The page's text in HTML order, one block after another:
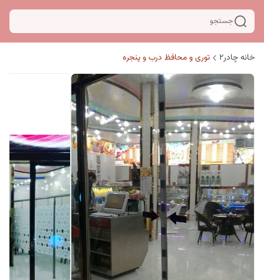
جستجو
خانه چادر۲ توری و محافظ درب و پنجره